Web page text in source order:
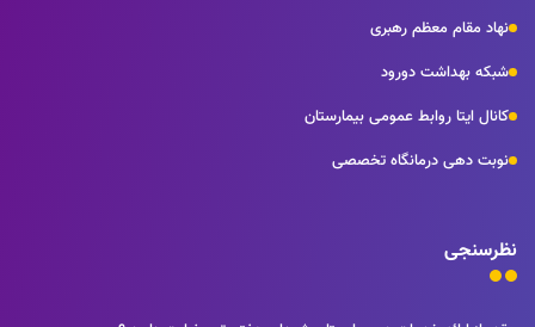
نهاد مقام معظم رهبری
شبکه بهداشت دورود
کانال ایتا روابط عمومی بیمارستان
نوبت دهی درمانگاه تخصصی
نظرسنجی